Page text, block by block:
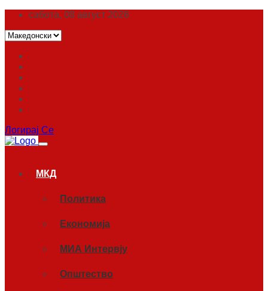
сабота, 08 август 2026
Логирај Се
МКД
Политика
Економија
МИА Интервју
Општество